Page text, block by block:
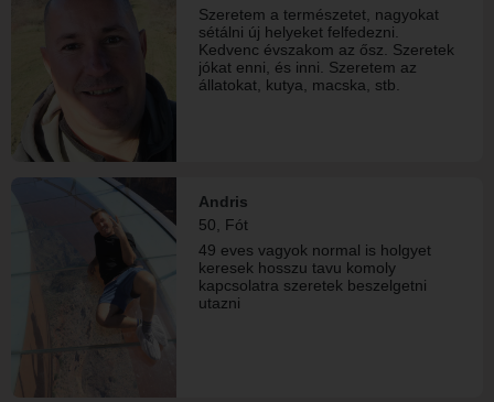
Szeretem a természetet, nagyokat
sétálni új helyeket felfedezni.
Kedvenc évszakom az ősz. Szeretek
jókat enni, és inni. Szeretem az
állatokat, kutya, macska, stb.
Andris
50, Fót
49 eves vagyok normal is holgyet
keresek hosszu tavu komoly
kapcsolatra szeretek beszelgetni
utazni